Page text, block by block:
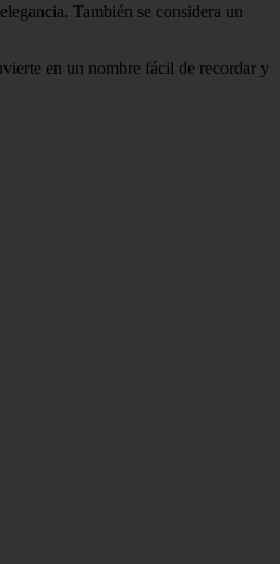
También se considera un
en un nombre fácil de recordar y